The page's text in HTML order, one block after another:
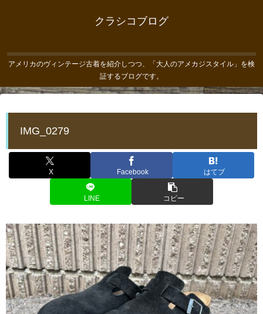
クラシコブログ
アメリカのヴィンテージ古着を紹介しつつ、「大人のアメカジスタイル」を検
証するブログです。
IMG_0279
X Facebook はてブ
LINE コピー